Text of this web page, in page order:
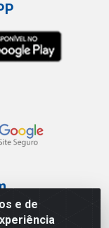
e de